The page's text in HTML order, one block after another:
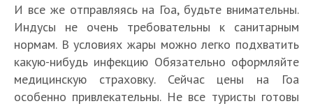
И все же отправляясь на Гоа, будьте внимательны.
Индусы не очень требовательны к санитарным
нормам. В условиях жары можно легко подхватить
какую-нибудь инфекцию Обязательно оформляйте
медицинскую страховку. Сейчас цены на Гоа
особенно привлекательны. Не все туристы готовы